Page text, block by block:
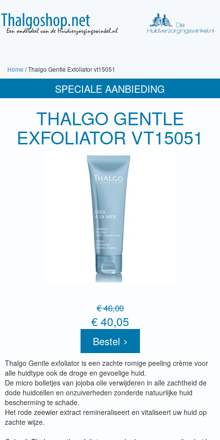
Home / Thalgo Gentle Exfoliator vt15051
SPECIALE AANBIEDING
THALGO GENTLE
EXFOLIATOR VT15051
€ 46,00
€ 40,05
Bestel
Thalgo Gentle exfoliator is een zachte romige peeling crème voor
alle huidtype ook de droge en gevoelige huid.
De micro bolletjes van jojoba olie verwijderen in alle zachtheid de
dode huidcellen en onzuiverheden zonderde natuurlijke huid
bescherming te schade.
Het rode zeewier extract remineraliseert en vitaliseert uw huid op
zachte wijze.